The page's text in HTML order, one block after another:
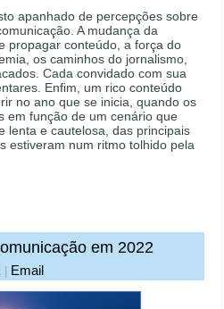
apanhado de percepções sobre
A mudança da
propagar conteúdo, a força do
os caminhos do jornalismo,
Cada convidado com sua
Enfim, um rico conteúdo
no ano que se inicia, quando os
em função de um cenário que
lenta e cautelosa, das principais
estiveram num ritmo tolhido pela
em 2022
Email